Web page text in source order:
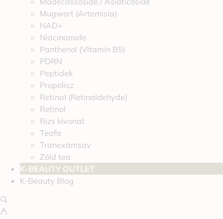
Mugwort (Artemisia)
NAD+
Niacinamide
Panthenol (Vitamin B5)
PDRN
Peptidek
Propolisz
Retinal (Retinaldehyde)
Retinol
Rizs kivonat
Teafa
Tranexámsav
Zöld tea
K-BEAUTY OUTLET
K-Beauty Blog